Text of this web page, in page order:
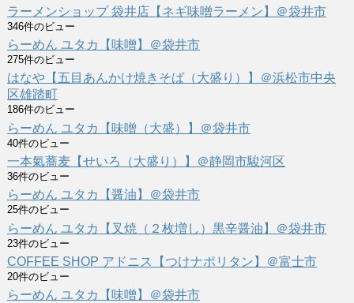
ラーメンショップ 袋井店【ネギ味噌ラーメン】＠袋井市
346件のビュー
らーめん ユタカ【味噌】＠袋井市
275件のビュー
はなや【五目あんかけ焼きそば（大盛り）】＠浜松市中央
区雄踏町
186件のビュー
らーめん ユタカ【味噌（大盛）】＠袋井市
40件のビュー
一本氣蕎麦【せいろ（大盛り）】＠静岡市駿河区
36件のビュー
らーめん ユタカ【醤油】＠袋井市
25件のビュー
らーめん ユタカ【叉焼（２枚増し）黒辛醤油】＠袋井市
23件のビュー
COFFEE SHOP アドニス【つけナポリタン】＠富士市
20件のビュー
らーめん ユタカ【味噌】＠袋井市